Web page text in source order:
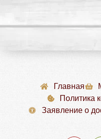
Главная
Политика
Заявление о